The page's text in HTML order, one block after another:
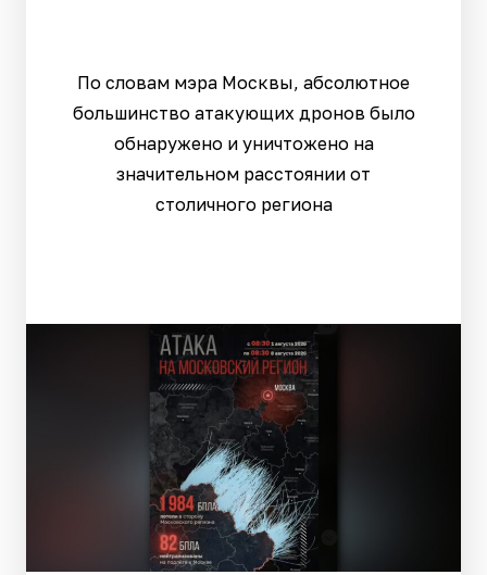
По словам мэра Москвы, абсолютное
большинство атакующих дронов было
обнаружено и уничтожено на
значительном расстоянии от
столичного региона